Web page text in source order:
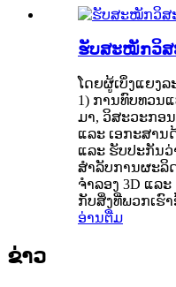
ຮັບສະໝັກວິສ
ໂດຍຜູ້ເບິ່ງແຍງລ
1) ການທົບທວນ
ມາ, ວິສະວະກອ
ແລະ ເອກະສາ
ແລະ ຮັບປະກັນ
ສຳລັບການຜະລິ
ຈຳລອງ 3D ແລ
ກັບສິ່ງທີ່ພວກເຮົາ
ອ່ານຕື່ມ
ຂ່າວ